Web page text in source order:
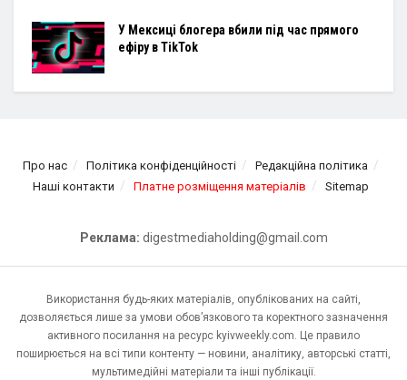
У Мексиці блогера вбили під час прямого
ефіру в TikTok
Про нас Політика конфіденційності
Редакційна політика
Наші контакти
Платне розміщення матеріалів Sitemap
Реклама: digestmediaholding@gmail.com
Використання будь-яких матеріалів, опублікованих на сайті,
дозволяється лише за умови обов’язкового та коректного зазначення
активного посилання на ресурс kyivweekly.com. Це правило
поширюється на всі типи контенту — новини, аналітику, авторські статті,
мультимедійні матеріали та інші публікації.